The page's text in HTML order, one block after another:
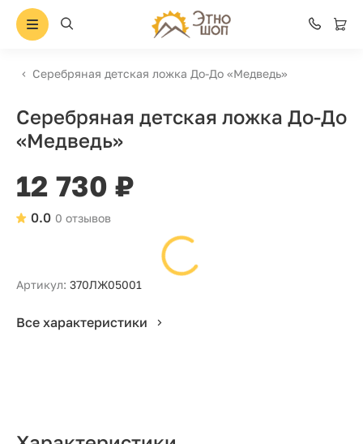
Серебряная детская ложка До-До «Медведь»
Серебряная детская ложка До-До
«Медведь»
12 730 ₽
0 отзывов
0.0
Артикул: 370ЛЖ05001
Все характеристики